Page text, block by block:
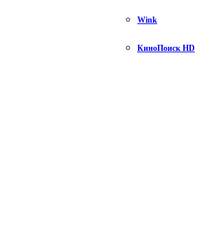
Wink
КиноПоиск HD